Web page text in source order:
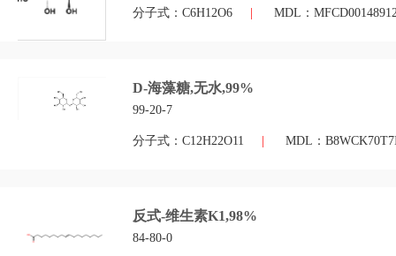
分子式：C6H12O6 MDL：
D-海藻糖,无水,99%
99-20-7
分子式：C12H22O11 MDL：
反式-维生素K1,98%
84-80-0